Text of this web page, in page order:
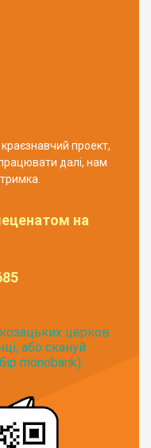
проект,
далі, нам
на
церков
або скануй
monobank):